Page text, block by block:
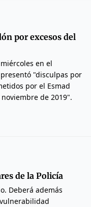
por excesos del
en el
"disculpas por
por el Esmad
de 2019".
de la Policía
Deberá además